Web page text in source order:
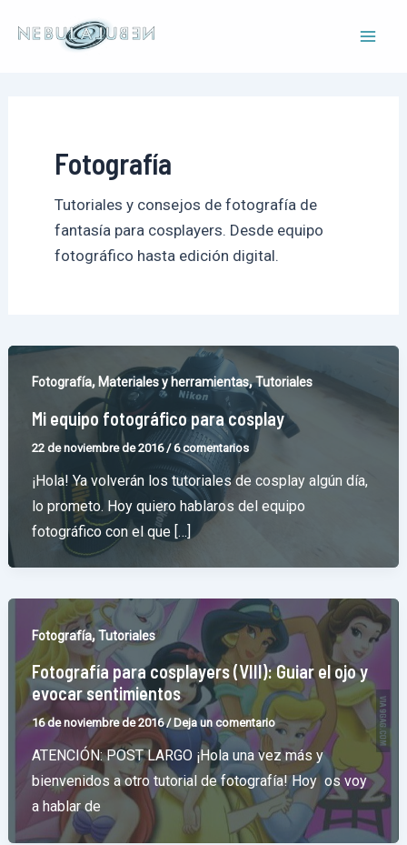
Fotografía
Tutoriales y consejos de fotografía de
fantasía para cosplayers. Desde equipo
fotográfico hasta edición digital.
Fotografía, Materiales y herramientas,Tutoriales
Mi equipo fotográfico para cosplay
22 de noviembre de 2016 /6 comentarios
¡Hola! Ya volverán los tutoriales de cosplay algún día,
lo prometo. Hoy quiero hablaros del equipo
fotográfico con el que […]
Fotografía,Tutoriales
Fotografía para cosplayers (VIII): Guiar el ojo y
evocar sentimientos
16 de noviembre de 2016/Deja un comentario
ATENCIÓN: POST LARGO ¡Hola una vez más y
bienvenidos a otro tutorial de fotografía! Hoy os voy
a hablar de